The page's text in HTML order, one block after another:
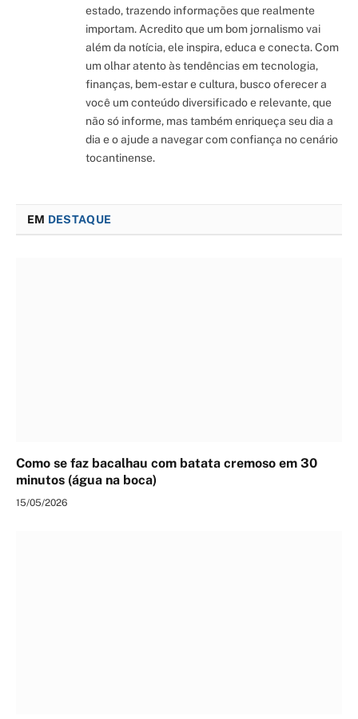
estado, trazendo informações que realmente
importam. Acredito que um bom jornalismo vai
além da notícia, ele inspira, educa e conecta. Com
um olhar atento às tendências em tecnologia,
finanças, bem-estar e cultura, busco oferecer a
você um conteúdo diversificado e relevante, que
não só informe, mas também enriqueça seu dia a
dia e o ajude a navegar com confiança no cenário
tocantinense.
EM DESTAQUE
Como se faz bacalhau com batata cremoso em 30
minutos (água na boca)
15/05/2026